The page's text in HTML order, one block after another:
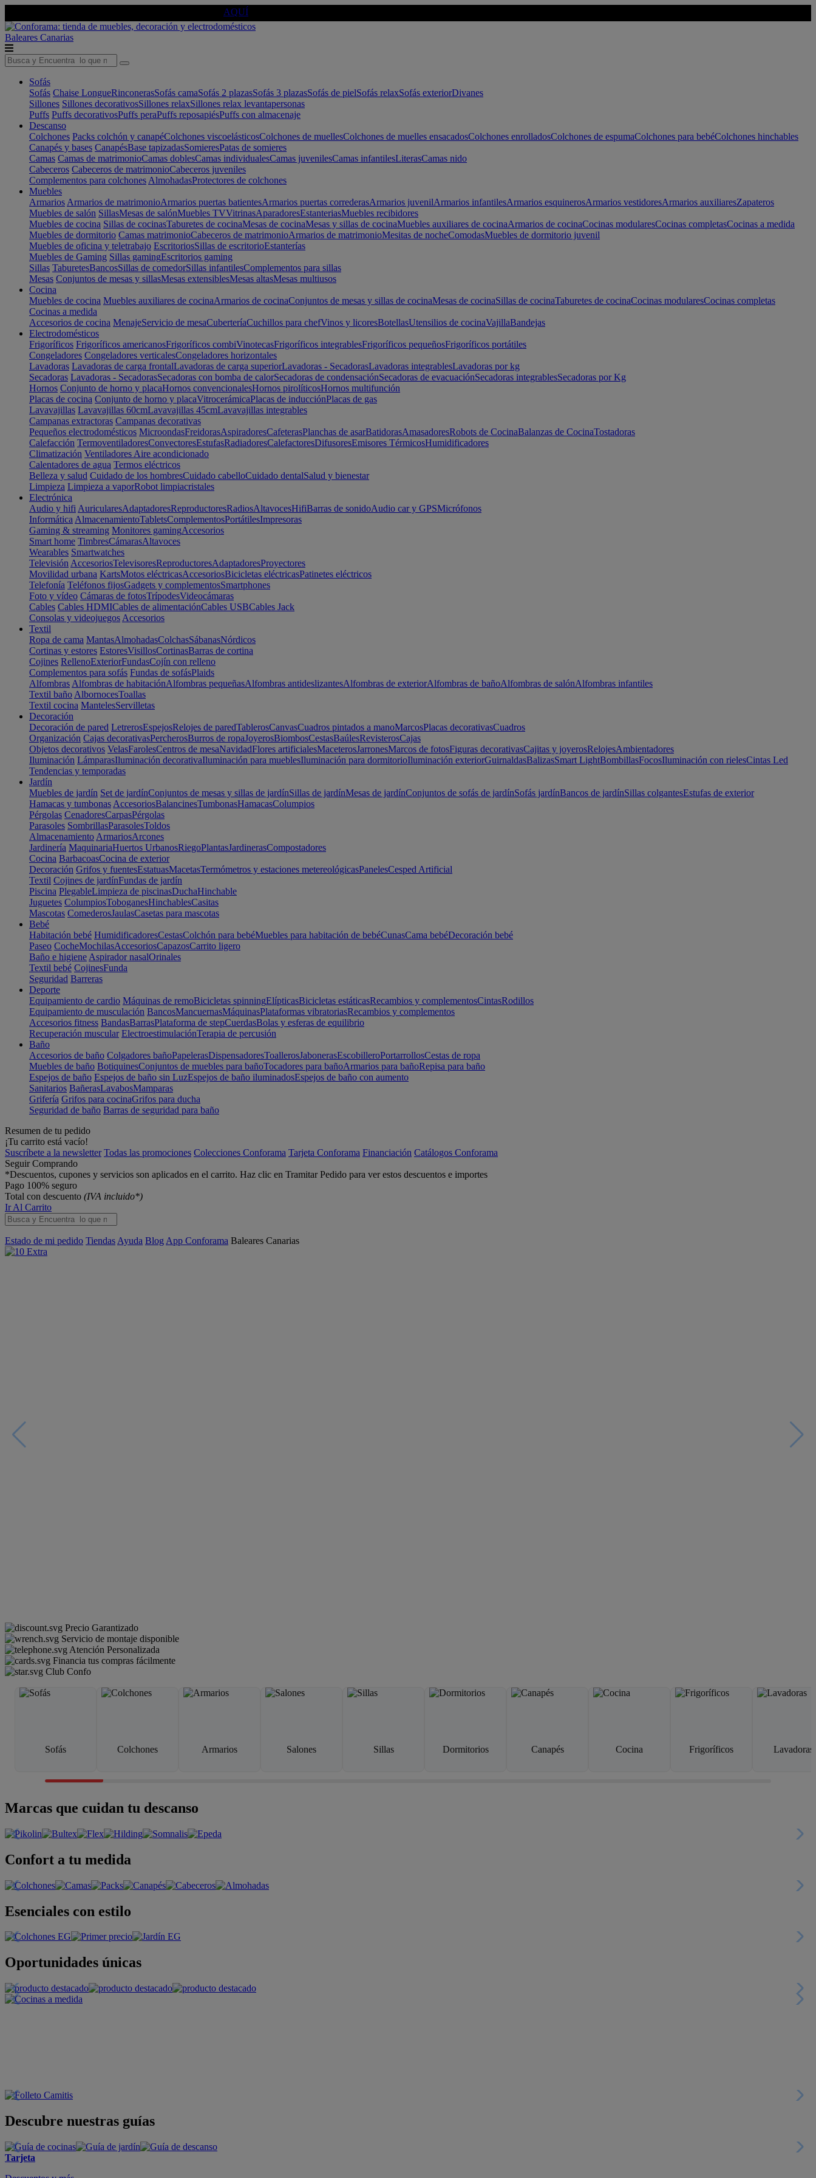
AQUÍ
Baleares Canarias
Sofás
Sofás Chaise LongueRinconerasSofás camaSofás 2 plazasSofás 3 plazasSofás de pielSofás relaxSofás exteriorDivanes
Sillones Sillones decorativosSillones relaxSillones relax levantapersonas
Puffs Puffs decorativosPuffs peraPuffs reposapiésPuffs con almacenaje
Descanso
Colchones Packs colchón y canapéColchones viscoelásticosColchones de muellesColchones de muelles ensacadosColchones enrolladosColchones de espumaColchones para bebéColchones hinchables
Canapés y bases CanapésBase tapizadasSomieresPatas de somieres
Camas Camas de matrimonioCamas doblesCamas individualesCamas juvenilesCamas infantilesLiterasCamas nido
Cabeceros Cabeceros de matrimonioCabeceros juveniles
Complementos para colchones AlmohadasProtectores de colchones
Muebles
Armarios Armarios de matrimonioArmarios puertas batientesArmarios puertas correderasArmarios juvenilArmarios infantilesArmarios esquinerosArmarios vestidoresArmarios auxiliaresZapateros
Muebles de salón SillasMesas de salónMuebles TVVitrinasAparadoresEstanteriasMuebles recibidores
Muebles de cocina Sillas de cocinasTaburetes de cocinaMesas de cocinaMesas y sillas de cocinaMuebles auxiliares de cocinaArmarios de cocinaCocinas modularesCocinas completasCocinas a medida
Muebles de dormitorio Camas matrimonioCabeceros de matrimonioArmarios de matrimonioMesitas de nocheComodasMuebles de dormitorio juvenil
Muebles de oficina y teletrabajo EscritoriosSillas de escritorioEstanterías
Muebles de Gaming Sillas gamingEscritorios gaming
Sillas TaburetesBancosSillas de comedorSillas infantilesComplementos para sillas
Mesas Conjuntos de mesas y sillasMesas extensiblesMesas altasMesas multiusos
Cocina
Muebles de cocina Muebles auxiliares de cocinaArmarios de cocinaConjuntos de mesas y sillas de cocinaMesas de cocinaSillas de cocinaTaburetes de cocinaCocinas modularesCocinas completas
Cocinas a medida
Accesorios de cocina MenajeServicio de mesaCuberteríaCuchillos para chefVinos y licoresBotellasUtensilios de cocinaVajillaBandejas
Electrodomésticos
Frigoríficos Frigoríficos americanosFrigoríficos combiVinotecasFrigoríficos integrablesFrigoríficos pequeñosFrigoríficos portátiles
Congeladores Congeladores verticalesCongeladores horizontales
Lavadoras Lavadoras de carga frontalLavadoras de carga superiorLavadoras - SecadorasLavadoras integrablesLavadoras por kg
Secadoras Lavadoras - SecadorasSecadoras con bomba de calorSecadoras de condensaciónSecadoras de evacuaciónSecadoras integrablesSecadoras por Kg
Hornos Conjunto de horno y placaHornos convencionalesHornos pirolíticosHornos multifunción
Placas de cocina Conjunto de horno y placaVitrocerámicaPlacas de inducciónPlacas de gas
Lavavajillas Lavavajillas 60cmLavavajillas 45cmLavavajillas integrables
Campanas extractoras Campanas decorativas
Pequeños electrodomésticos MicroondasFreidorasAspiradoresCafeterasPlanchas de asarBatidorasAmasadoresRobots de CocinaBalanzas de CocinaTostadoras
Calefacción TermoventiladoresConvectoresEstufasRadiadoresCalefactoresDifusoresEmisores TérmicosHumidificadores
Climatización Ventiladores Aire acondicionado
Calentadores de agua Termos eléctricos
Belleza y salud Cuidado de los hombresCuidado cabelloCuidado dentalSalud y bienestar
Limpieza Limpieza a vaporRobot limpiacristales
Electrónica
Audio y hifi AuricularesAdaptadoresReproductoresRadiosAltavocesHifiBarras de sonidoAudio car y GPSMicrófonos
Informática AlmacenamientoTabletsComplementosPortátilesImpresoras
Gaming & streaming Monitores gamingAccesorios
Smart home TimbresCámarasAltavoces
Wearables Smartwatches
Televisión AccesoriosTelevisoresReproductoresAdaptadoresProyectores
Movilidad urbana KartsMotos eléctricasAccesoriosBicicletas eléctricasPatinetes eléctricos
Telefonía Teléfonos fijosGadgets y complementosSmartphones
Foto y vídeo Cámaras de fotosTrípodesVideocámaras
Cables Cables HDMICables de alimentaciónCables USBCables Jack
Consolas y videojuegos Accesorios
Textil
Ropa de cama MantasAlmohadasColchasSábanasNórdicos
Cortinas y estores EstoresVisillosCortinasBarras de cortina
Cojines RellenoExteriorFundasCojín con relleno
Complementos para sofás Fundas de sofásPlaids
Alfombras Alfombras de habitaciónAlfombras pequeñasAlfombras antideslizantesAlfombras de exteriorAlfombras de bañoAlfombras de salónAlfombras infantiles
Textil baño AlbornocesToallas
Textil cocina MantelesServilletas
Decoración
Decoración de pared LetrerosEspejosRelojes de paredTablerosCanvasCuadros pintados a manoMarcosPlacas decorativasCuadros
Organización Cajas decorativasPercherosBurros de ropaJoyerosBiombosCestasBaúlesRevisterosCajas
Objetos decorativos VelasFarolesCentros de mesaNavidadFlores artificialesMaceterosJarronesMarcos de fotosFiguras decorativasCajitas y joyerosRelojesAmbientadores
Iluminación LámparasIluminación decorativaIluminación para mueblesIluminación para dormitorioIluminación exteriorGuirnaldasBalizasSmart LightBombillasFocosIluminación con rielesCintas Led
Tendencias y temporadas
Jardín
Muebles de jardín Set de jardínConjuntos de mesas y sillas de jardínSillas de jardínMesas de jardínConjuntos de sofás de jardínSofás jardínBancos de jardínSillas colgantesEstufas de exterior
Hamacas y tumbonas AccesoriosBalancinesTumbonasHamacasColumpios
Pérgolas CenadoresCarpasPérgolas
Parasoles SombrillasParasolesToldos
Almacenamiento ArmariosArcones
Jardinería MaquinariaHuertos UrbanosRiegoPlantasJardinerasCompostadores
Cocina BarbacoasCocina de exterior
Decoración Grifos y fuentesEstatuasMacetasTermómetros y estaciones metereológicasPanelesCesped Artificial
Textil Cojines de jardínFundas de jardín
Piscina PlegableLimpieza de piscinasDuchaHinchable
Juguetes ColumpiosToboganesHinchablesCasitas
Mascotas ComederosJaulasCasetas para mascotas
Bebé
Habitación bebé HumidificadoresCestasColchón para bebéMuebles para habitación de bebéCunasCama bebéDecoración bebé
Paseo CocheMochilasAccesoriosCapazosCarrito ligero
Baño e higiene Aspirador nasalOrinales
Textil bebé CojinesFunda
Seguridad Barreras
Deporte
Equipamiento de cardio Máquinas de remoBicicletas spinningElípticasBicicletas estáticasRecambios y complementosCintasRodillos
Equipamiento de musculación BancosMancuernasMáquinasPlataformas vibratoriasRecambios y complementos
Accesorios fitness BandasBarrasPlataforma de stepCuerdasBolas y esferas de equilibrio
Recuperación muscular ElectroestimulaciónTerapia de percusión
Baño
Accesorios de baño Colgadores bañoPapelerasDispensadoresToallerosJabonerasEscobilleroPortarrollosCestas de ropa
Muebles de baño BotiquinesConjuntos de muebles para bañoTocadores para bañoArmarios para bañoRepisa para baño
Espejos de baño Espejos de baño sin LuzEspejos de baño iluminadosEspejos de baño con aumento
Sanitarios BañerasLavabosMamparas
Grifería Grifos para cocinaGrifos para ducha
Seguridad de baño Barras de seguridad para baño
Resumen de tu pedido
¡Tu carrito está vacío!
Suscríbete a la newsletter Todas las promociones Colecciones Conforama Tarjeta Conforama Financiación Catálogos Conforama
Seguir Comprando
*Descuentos, cupones y servicios son aplicados en el carrito. Haz clic en Tramitar Pedido para ver estos descuentos e importes
Pago 100% seguro
Total con descuento (IVA incluido*)
Ir Al Carrito
Estado de mi pedido Tiendas Ayuda Blog App Conforama Baleares Canarias
Precio Garantizado
Servicio de montaje disponible
Atención Personalizada
Financia tus compras fácilmente
Club Confo
Sofás Colchones Armarios Salones Sillas Dormitorios Canapés Cocina Frigoríficos Lavadoras
Marcas que cuidan tu descanso
Confort a tu medida
Esenciales con estilo
Oportunidades únicas
Descubre nuestras guías
Tarjeta